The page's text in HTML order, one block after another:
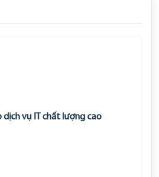
dịch vụ IT chất lượng cao